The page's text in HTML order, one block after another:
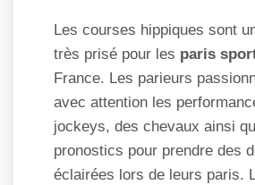
Les courses hippiques sont
très prisé pour les paris
France. Les parieurs
avec attention les
jockeys, des chevaux ainsi
pronostics pour prendre des
éclairées lors de leurs paris.